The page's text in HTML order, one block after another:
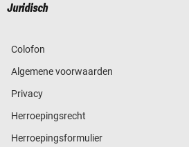
Juridisch
Colofon
Algemene voorwaarden
Privacy
Herroepingsrecht
Herroepingsformulier